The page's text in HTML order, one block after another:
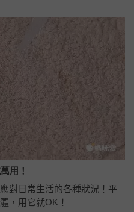
用！
對日常生活的各種狀況！平
，用它就OK！